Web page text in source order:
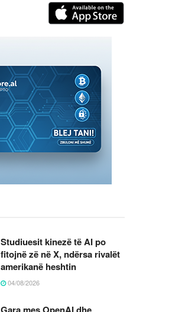
Studiuesit kinezë të AI po
fitojnë zë në X, ndërsa rivalët
amerikanë heshtin
04/08/2026